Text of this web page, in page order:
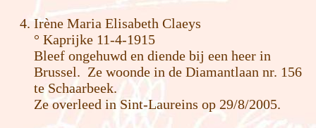
Irène Maria Elisabeth Claeys
° Kaprijke 11-4-1915
Bleef ongehuwd en diende bij een heer in
Brussel. Ze woonde in de Diamantlaan nr. 156
te Schaarbeek.
Ze overleed in Sint-Laureins op 29/8/2005.